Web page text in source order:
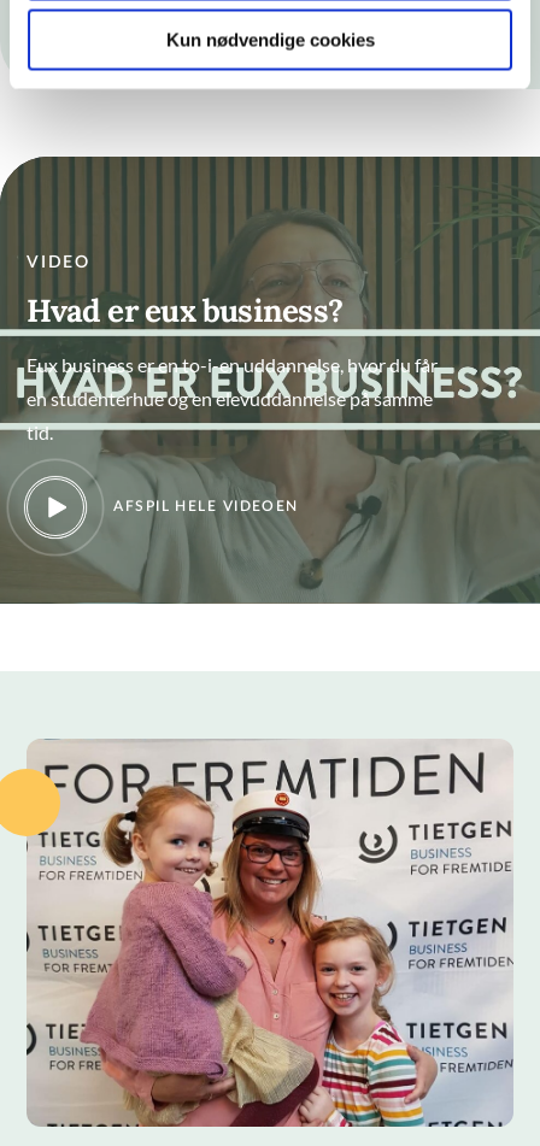
Kun nødvendige cookies
FREJA, EUX BUSINESS
VIDEO
Hvad er eux business?
Eux business er en to-i-en uddannelse, hvor du får
en studenterhue og en elevuddannelse på samme
tid.
AFSPIL HELE VIDEOEN